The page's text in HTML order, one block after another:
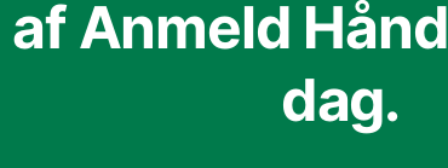
af Anmeld
dag.